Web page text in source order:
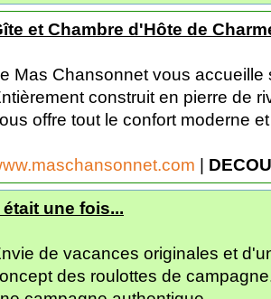
et Chambre d'Hôte de
Mas Chansonnet vous
construit en pierre de
offre tout le confort moderne
|
était une fois...
de vacances originales et
des roulottes de